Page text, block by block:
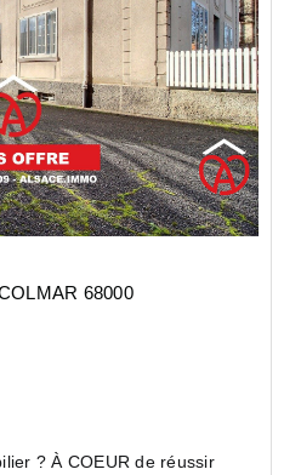
68000
? À COEUR de réussir